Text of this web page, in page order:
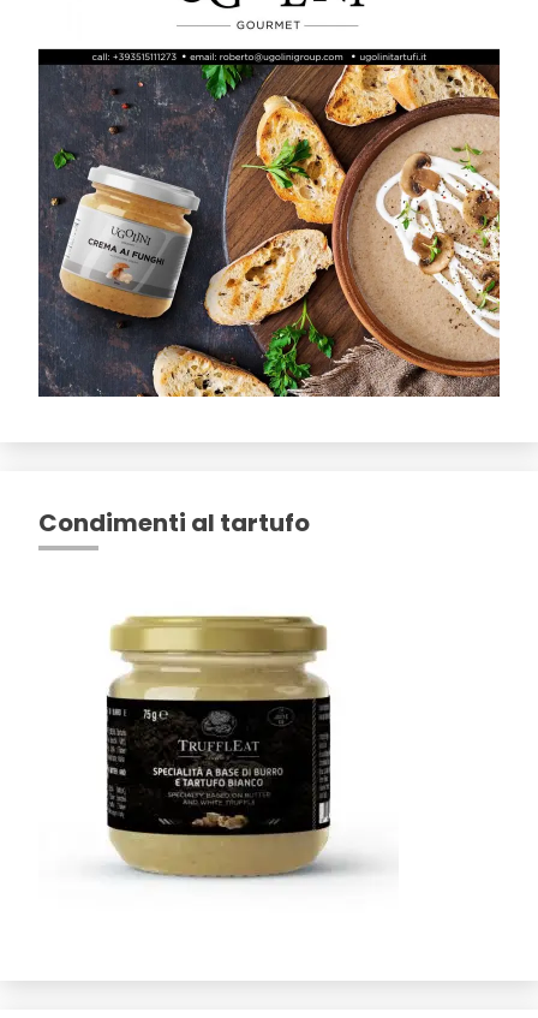
Condimenti al tartufo